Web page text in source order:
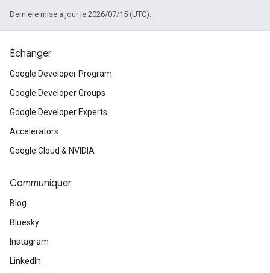
Dernière mise à jour le 2026/07/15 (UTC).
Échanger
Google Developer Program
Google Developer Groups
Google Developer Experts
Accelerators
Google Cloud & NVIDIA
Communiquer
Blog
Bluesky
Instagram
LinkedIn